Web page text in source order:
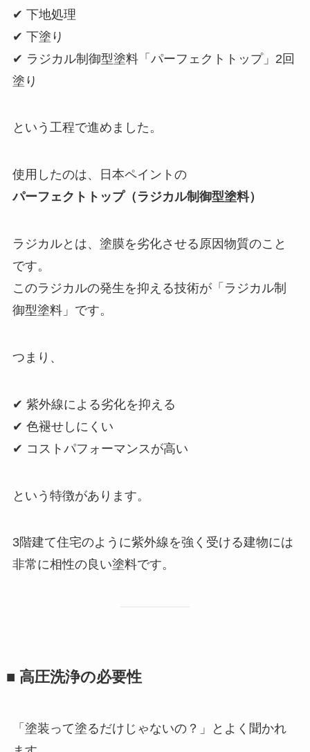
✔ 下地処理
✔ 下塗り
✔ ラジカル制御型塗料「パーフェクトトップ」2回
塗り
という工程で進めました。
使用したのは、日本ペイントの
パーフェクトトップ（ラジカル制御型塗料）
ラジカルとは、塗膜を劣化させる原因物質のこと
です。
このラジカルの発生を抑える技術が「ラジカル制
御型塗料」です。
つまり、
✔ 紫外線による劣化を抑える
✔ 色褪せしにくい
✔ コストパフォーマンスが高い
という特徴があります。
3階建て住宅のように紫外線を強く受ける建物には
非常に相性の良い塗料です。
■ 高圧洗浄の必要性
「塗装って塗るだけじゃないの？」とよく聞かれ